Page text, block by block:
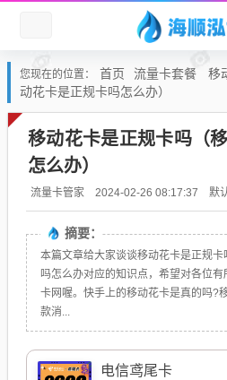
您现在的位置： 首页 流量卡套餐 移
动花卡是正规卡吗怎么办）
移动花卡是正规卡吗（
怎么办）
流量卡管家 2024-02-26 08:17:37 默
摘要：
本篇文章给大家谈谈移动花卡是正规
吗怎么办对应的知识点，希望对各位
卡网喔。快手上的移动花卡是真的吗?
款消...
电信鸢尾卡